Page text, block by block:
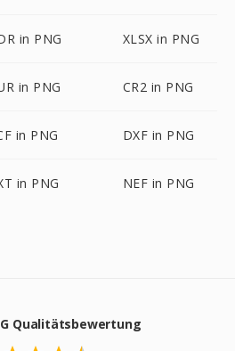
in PNG XLSX in PNG
in PNG CR2 in PNG
in PNG DXF in PNG
in PNG NEF in PNG
Qualitätsbewertung